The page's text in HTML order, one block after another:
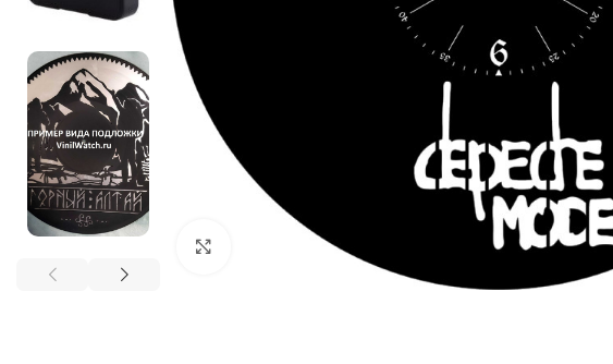
Нажмите, чтобы увеличить